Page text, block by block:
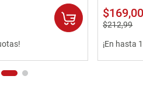
$169,00
$212,99
¡En hasta